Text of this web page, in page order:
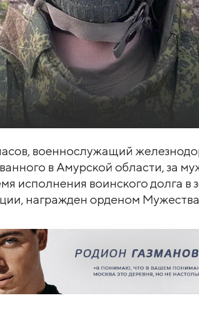
военнослужащий
в Амурской области, за
исполнения воинского долга в
награжден орденом Мужества.